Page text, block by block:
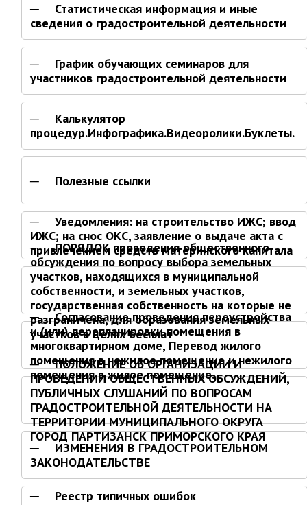
май 2025 г.
апрель 2025 г.
март 2025 г.
февраль 2025 г.
январь 2025 г.
Администрация
СТРУКТУРА
Глава МО г. Партизанск
Заместители главы администрации
Управления
Управление бухгалтерского учёта
Финансовое управление
О финансовом управлении
Управление по организационно-
контрольной работе
Управление экономики и
собственности
Об управлении экономики и
собственности
Отдел экономики
Труд
Специалисты по вопросам
потребительского рынка
Статистическая информация и иные
сведения о градостроительной деятельности
График обучающих семинаров для
участников градостроительной деятельности
Калькулятор
процедур.Инфографика.Видеоролики.Буклеты.
Полезные ссылки
Уведомления: на строительство ИЖС; ввод
ИЖС; на снос ОКС, заявление о выдаче акта с
привлечением средств материнского капитала
ПОРЯДОК проведения общественного
обсуждения по вопросу выбора земельных
участков, находящихся в муниципальной
собственности, и земельных участков,
государственная собственность на которые не
разграничена, для образования земельных
участков в целях бесплат
Согласование проведения переустройства
и (или) перепланировки помещения в
многоквартирном доме, Перевод жилого
помещения в нежилое помещение и нежилого
помещения в жилое помещение.
ПОЛОЖЕНИЕ ОБ ОРГАНИЗАЦИИ И
ПРОВЕДЕНИИ ОБЩЕСТВЕННЫХ ОБСУЖДЕНИЙ,
ПУБЛИЧНЫХ СЛУШАНИЙ ПО ВОПРОСАМ
ГРАДОСТРОИТЕЛЬНОЙ ДЕЯТЕЛЬНОСТИ НА
ТЕРРИТОРИИ МУНИЦИПАЛЬНОГО ОКРУГА
ГОРОД ПАРТИЗАНСК ПРИМОРСКОГО КРАЯ
ИЗМЕНЕНИЯ В ГРАДОСТРОИТЕЛЬНОМ
ЗАКОНОДАТЕЛЬСТВЕ
Реестр типичных ошибок